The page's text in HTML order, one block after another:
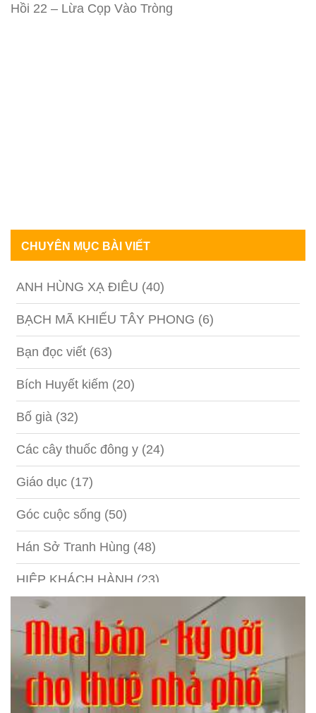
Hồi 22 – Lừa Cọp Vào Tròng
CHUYÊN MỤC BÀI VIẾT
ANH HÙNG XẠ ĐIÊU (40)
BẠCH MÃ KHIẾU TÂY PHONG (6)
Bạn đọc viết (63)
Bích Huyết kiếm (20)
Bố già (32)
Các cây thuốc đông y (24)
Giáo dục (17)
Góc cuộc sống (50)
Hán Sở Tranh Hùng (48)
HIỆP KHÁCH HÀNH (23)
Hồng lâu mộng
(1)
Kỹ năng(18)
Liên Thành quyết(13)